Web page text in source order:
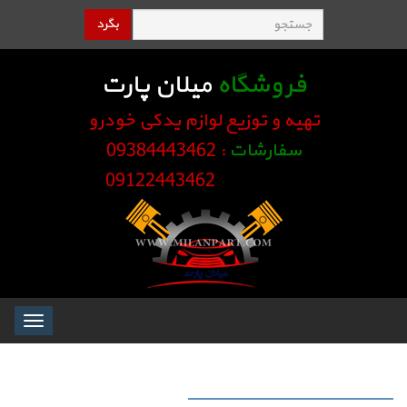
بگرد
فروشگاه میلان پارت
تهیه و توزیع لوازم یدکی خودرو
سفارشات : 09384443462
Toggle